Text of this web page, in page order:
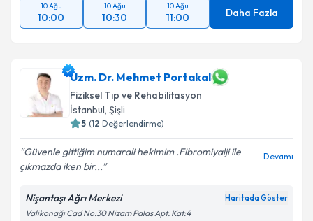
10 Ağu
10:00
10 Ağu
10:30
10 Ağu
11:00 Daha Fazla
Uzm. Dr. Mehmet Portakal
Fiziksel Tıp ve Rehabilitasyon
İstanbul, Şişli
5 (12 Değerlendirme)
Güvenle gittiğim numarali hekimim .Fibromiyalji ile
çıkmazda iken bir...
Devamı
Nişantaşı Ağrı Merkezi Haritada Göster
Valikonağı Cad No:30 Nizam Palas Apt. Kat:4